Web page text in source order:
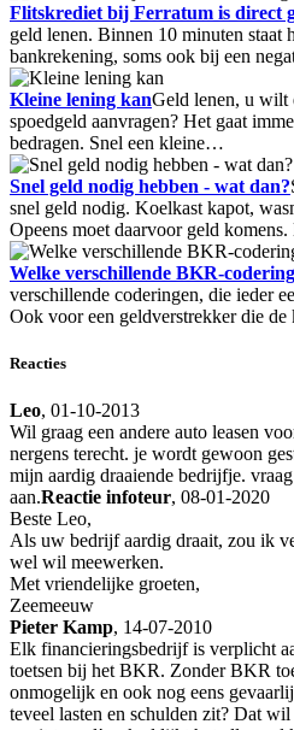
Flitskrediet bij Ferratum is direct
geld lenen. Binnen 10 minuten staat
bankrekening, soms ook bij een
Kleine lening kanGeld lenen, u wilt
spoedgeld aanvragen? Het gaat
bedragen. Snel een kleine…
Snel geld nodig hebben - wat dan?
snel geld nodig. Koelkast kapot,
Opeens moet daarvoor geld
Welke verschillende BKR-
verschillende coderingen, die ieder
Ook voor een geldverstrekker die
Reacties
Leo, 01-10-2013
Wil graag een andere auto leasen
nergens terecht. je wordt gewoon
mijn aardig draaiende bedrijfje.
aan.Reactie infoteur, 08-01-2020
Beste Leo,
Als uw bedrijf aardig draait, zou ik
wel wil meewerken.
Met vriendelijke groeten,
Zeemeeuw
Pieter Kamp, 14-07-2010
Elk financieringsbedrijf is verplicht
toetsen bij het BKR. Zonder BKR
onmogelijk en ook nog eens
teveel lasten en schulden zit? Dat